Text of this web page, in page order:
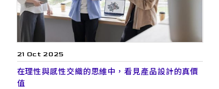
21 Oct 2025
在理性與感性交織的思維中，看見產品設計的真價
值